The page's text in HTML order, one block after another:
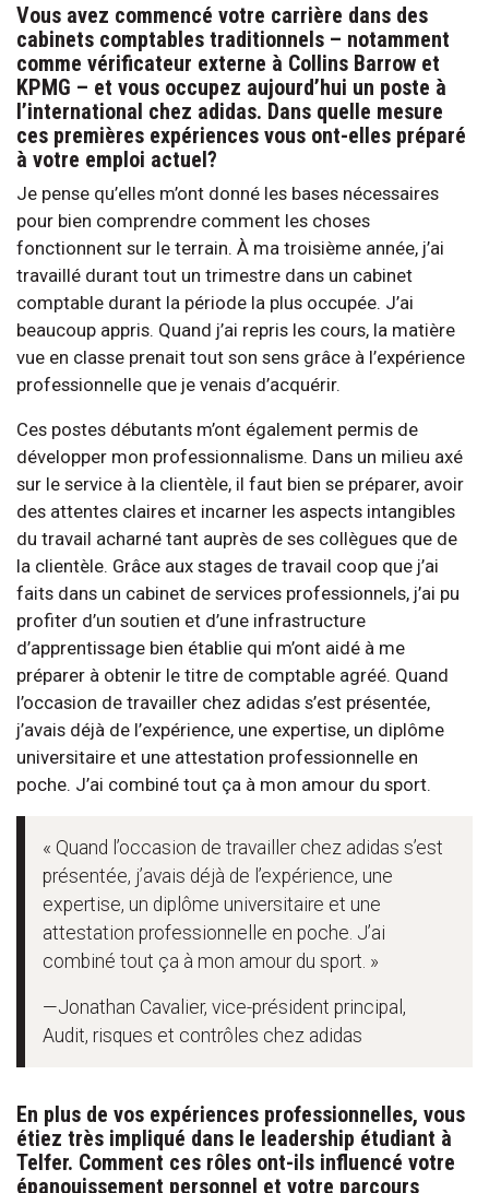
Vous avez commencé votre carrière dans des
cabinets comptables traditionnels – notamment
comme vérificateur externe à Collins Barrow et
KPMG – et vous occupez aujourd’hui un poste à
l’international chez adidas. Dans quelle mesure
ces premières expériences vous ont-elles préparé
à votre emploi actuel?
Je pense qu’elles m’ont donné les bases nécessaires
pour bien comprendre comment les choses
fonctionnent sur le terrain. À ma troisième année, j’ai
travaillé durant tout un trimestre dans un cabinet
comptable durant la période la plus occupée. J’ai
beaucoup appris. Quand j’ai repris les cours, la matière
vue en classe prenait tout son sens grâce à l’expérience
professionnelle que je venais d’acquérir.
Ces postes débutants m’ont également permis de
développer mon professionnalisme. Dans un milieu axé
sur le service à la clientèle, il faut bien se préparer, avoir
des attentes claires et incarner les aspects intangibles
du travail acharné tant auprès de ses collègues que de
la clientèle. Grâce aux stages de travail coop que j’ai
faits dans un cabinet de services professionnels, j’ai pu
profiter d’un soutien et d’une infrastructure
d’apprentissage bien établie qui m’ont aidé à me
préparer à obtenir le titre de comptable agréé. Quand
l’occasion de travailler chez adidas s’est présentée,
j’avais déjà de l’expérience, une expertise, un diplôme
universitaire et une attestation professionnelle en
poche. J’ai combiné tout ça à mon amour du sport.
« Quand l’occasion de travailler chez adidas s’est
présentée, j’avais déjà de l’expérience, une
expertise, un diplôme universitaire et une
attestation professionnelle en poche. J’ai
combiné tout ça à mon amour du sport. »
—Jonathan Cavalier, vice-président principal,
Audit, risques et contrôles chez adidas
En plus de vos expériences professionnelles, vous
étiez très impliqué dans le leadership étudiant à
Telfer. Comment ces rôles ont-ils influencé votre
épanouissement personnel et votre parcours